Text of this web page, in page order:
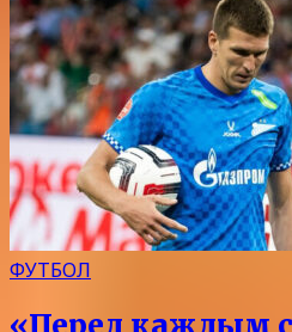
ФУТБОЛ